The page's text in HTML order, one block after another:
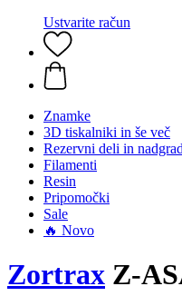
Ustvarite račun
Znamke
3D tiskalniki in še več
Rezervni deli in
Filamenti
Resin
Pripomočki
Sale
🔥 Novo
Zortrax Z-